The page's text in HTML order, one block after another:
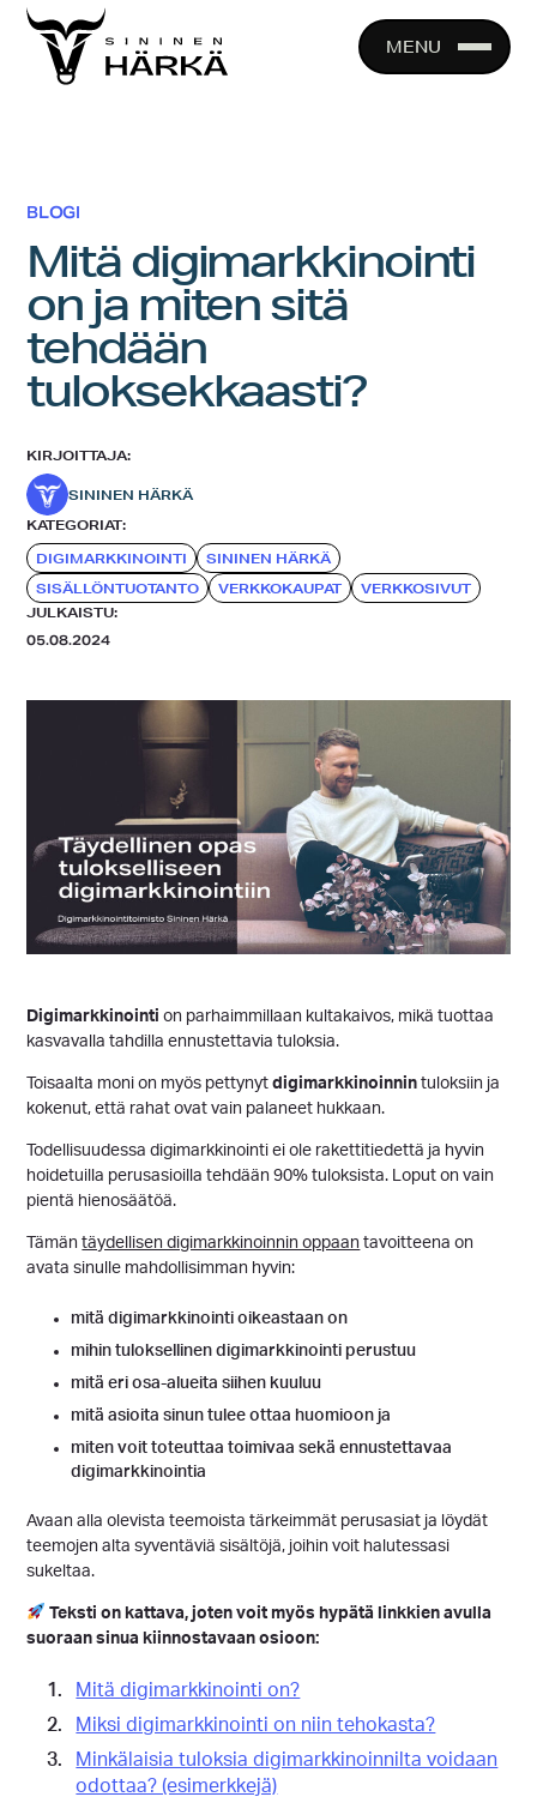
Skip
content
MENU
BLOGI
Mitä digimarkkinointi
on ja miten sitä
tehdään
tuloksekkaasti?
KIRJOITTAJA:
SININEN HÄRKÄ
KATEGORIAT:
DIGIMARKKINOINTI
SININEN HÄRKÄ
SISÄLLÖNTUOTANTO
VERKKOKAUPAT
VERKKOSIVUT
JULKAISTU:
05.08.2024
Digimarkkinointion parhaimmillaan kultakaivos, mikä tuottaa
kasvavalla tahdilla ennustettavia tuloksia.
Toisaalta moni on myös pettynytdigimarkkinoinnintuloksiin ja
kokenut, että rahat ovat vain palaneet hukkaan.
Todellisuudessa digimarkkinointi ei ole rakettitiedettä ja hyvin
hoidetuilla perusasioilla tehdään 90% tuloksista. Loput on vain
pientä hienosäätöä.
Tämäntäydellisen digimarkkinoinnin oppaan tavoitteena on
avata sinulle mahdollisimman hyvin:
mitä digimarkkinointi oikeastaan on
mihin tuloksellinen digimarkkinointi perustuu
mitä eri osa-alueita siihen kuuluu
mitä asioita sinun tulee ottaa huomioon ja
miten voit toteuttaa toimivaa sekä ennustettavaa
digimarkkinointia
Avaan alla olevista teemoista tärkeimmät perusasiat ja löydät
teemojen alta syventäviä sisältöjä, joihin voit halutessasi
sukeltaa.
Teksti on kattava, joten voit myös hypätä linkkien avulla
suoraan sinua kiinnostavaan osioon:
Mitä digimarkkinointi on?
Miksi digimarkkinointi on niin tehokasta?
Minkälaisia tuloksia digimarkkinoinnilta voidaan
odottaa? (esimerkkejä)